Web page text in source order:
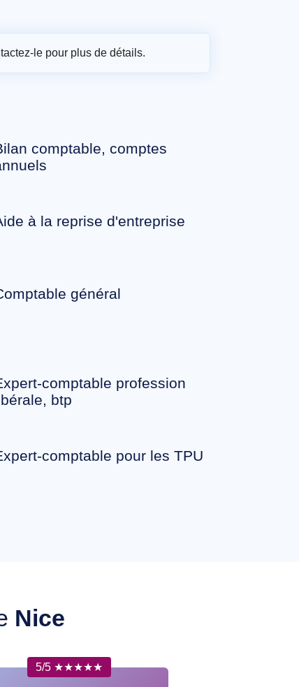
le pour plus de détails.
comptable, comptes
à la reprise d'entreprise
général
comptable profession
btp
comptable pour les TPU
Nice
5/5 ★★★★★